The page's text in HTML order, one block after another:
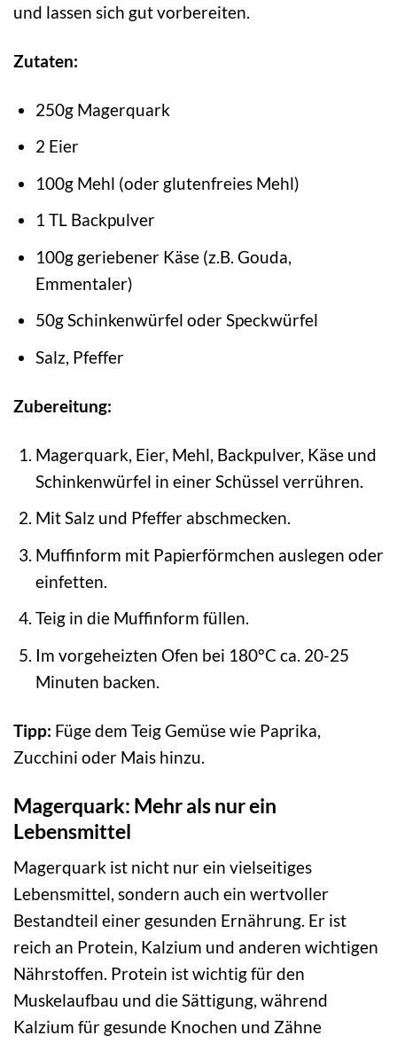
und lassen sich gut vorbereiten.
Zutaten:
250g Magerquark
2 Eier
100g Mehl (oder glutenfreies Mehl)
1 TL Backpulver
100g geriebener Käse (z.B. Gouda,
Emmentaler)
50g Schinkenwürfel oder Speckwürfel
Salz, Pfeffer
Zubereitung:
Magerquark, Eier, Mehl, Backpulver, Käse und
Schinkenwürfel in einer Schüssel verrühren.
Mit Salz und Pfeffer abschmecken.
Muffinform mit Papierförmchen auslegen oder
einfetten.
Teig in die Muffinform füllen.
Im vorgeheizten Ofen bei 180°C ca. 20-25
Minuten backen.
Tipp: Füge dem Teig Gemüse wie Paprika,
Zucchini oder Mais hinzu.
Magerquark: Mehr als nur ein
Lebensmittel
Magerquark ist nicht nur ein vielseitiges
Lebensmittel, sondern auch ein wertvoller
Bestandteil einer gesunden Ernährung. Er ist
reich an Protein, Kalzium und anderen wichtigen
Nährstoffen. Protein ist wichtig für den
Muskelaufbau und die Sättigung, während
Kalzium für gesunde Knochen und Zähne